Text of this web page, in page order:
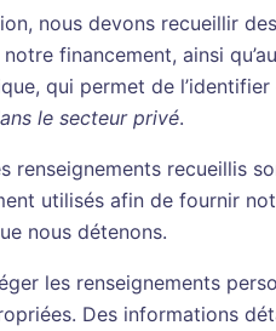
nous devons recueillir
financement, ainsi
qui permet de
le secteur privé.
renseignements recueillis
utilisés afin de fournir
nous détenons.
les renseignements
Des informations